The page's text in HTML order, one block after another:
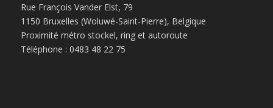
Rue François Vander Elst, 79
1150 Bruxelles (Woluwé-Saint-Pierre), Belgique
Proximité métro stockel, ring et autoroute
Téléphone : 0483 48 22 75